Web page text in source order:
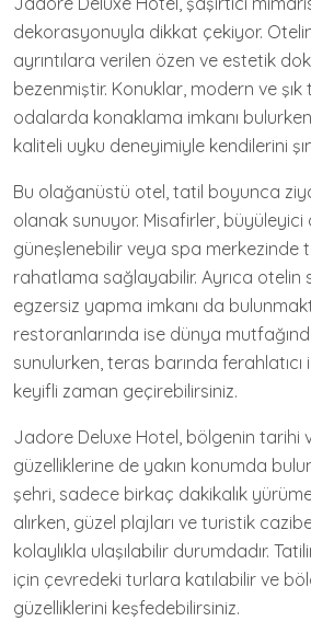
dekorasyonuyla dikkat çekiyor.
ayrıntılara verilen özen ve estetik
bezenmiştir. Konuklar, modern ve şık
odalarda konaklama imkanı
kaliteli uyku deneyimiyle kendilerini
Bu olağanüstü otel, tatil boyunca
olanak sunuyor. Misafirler, büyüleyici
güneşlenebilir veya spa merkezinde
rahatlama sağlayabilir. Ayrıca otelin
egzersiz yapma imkanı da
restoranlarında ise dünya
sunulurken, teras barında
keyifli zaman geçirebilirsiniz.
Jadore Deluxe Hotel, bölgenin tarihi
güzelliklerine de yakın konumda
şehri, sadece birkaç dakikalık
alırken, güzel plajları ve turistik
kolaylıkla ulaşılabilir durumdadır.
için çevredeki turlara katılabilir ve
güzelliklerini keşfedebilirsiniz.